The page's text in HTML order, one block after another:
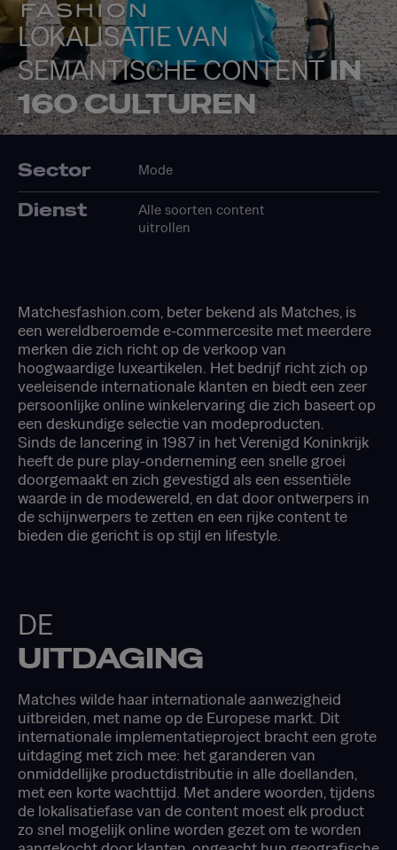
LOKALISATIE VAN
SEMANTISCHE CONTENTIN
160 CULTUREN
Sector Mode
Dienst
Alle soorten content
uitrollen
Matchesfashion.com, beter bekend als Matches, is
een wereldberoemde e-commercesite met meerdere
merken die zich richt op de verkoop van
hoogwaardige luxeartikelen. Het bedrijf richt zich op
veeleisende internationale klanten en biedt een zeer
persoonlijke online winkelervaring die zich baseert op
een deskundige selectie van modeproducten.
Sinds de lancering in 1987 in het Verenigd Koninkrijk
heeft de pure play-onderneming een snelle groei
doorgemaakt en zich gevestigd als een essentiële
waarde in de modewereld, en dat door ontwerpers in
de schijnwerpers te zetten en een rijke content te
bieden die gericht is op stijl en lifestyle.
DE
UITDAGING
Matches wilde haar internationale aanwezigheid
uitbreiden, met name op de Europese markt. Dit
internationale implementatieproject bracht een grote
uitdaging met zich mee: het garanderen van
onmiddellijke productdistributie in alle doellanden,
met een korte wachttijd. Met andere woorden, tijdens
de lokalisatiefase van de content moest elk product
zo snel mogelijk online worden gezet om te worden